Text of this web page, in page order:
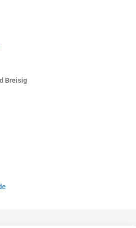
Breisig